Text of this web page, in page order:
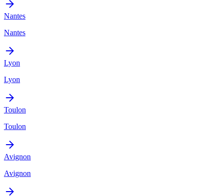
Nantes
Nantes
Lyon
Lyon
Toulon
Toulon
Avignon
Avignon